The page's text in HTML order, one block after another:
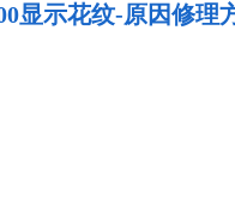
显示花纹-原因修理